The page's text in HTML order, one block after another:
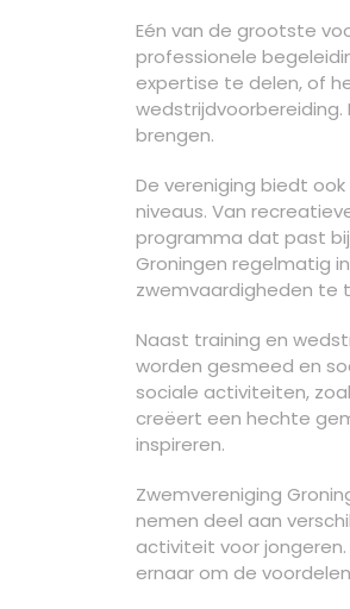
Eén van de grootste
professionele
expertise te delen, of
brengen.
De vereniging biedt
niveaus. Van
programma dat past
Groningen regelmatig
zwemvaardigheden te
Naast training en
worden gesmeed en
sociale activiteiten,
creëert een hechte
inspireren.
Zwemvereniging
nemen deel aan
activiteit voor
ernaar om de